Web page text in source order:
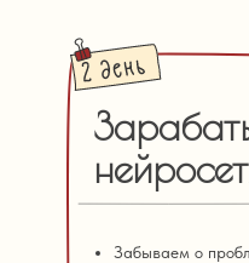
Забываем о